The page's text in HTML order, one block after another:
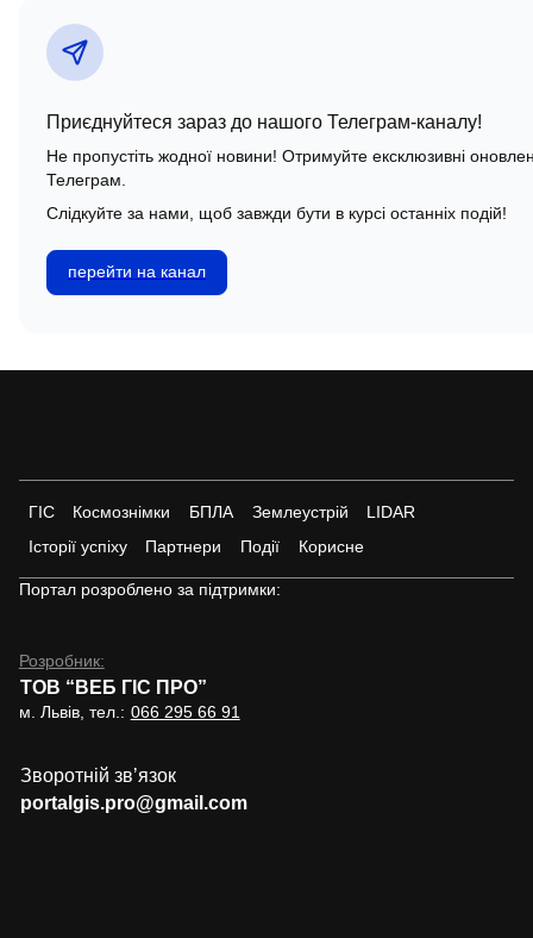
Приєднуйтеся зараз до нашого Телеграм-каналу!
Не пропустіть жодної новини! Отримуйте ексклюзивні
Телеграм.
Слідкуйте за нами, щоб завжди бути в курсі останніх подій!
перейти на канал
ГІС Космознімки БПЛА Землеустрій
LIDAR
Історії успіху
Партнери Події Корисне
Портал розроблено за підтримки:
Розробник:
ТОВ “ВЕБ ГІС ПРО”
м. Львів, тел.: 066 295 66 91
Зворотній звʼязок
portalgis.pro@gmail.com